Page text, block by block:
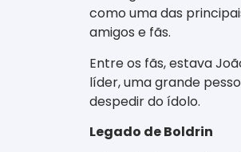
como uma das
amigos e fãs.
Entre os fãs, estava
líder, uma grande
despedir do ídolo.
Legado de Boldrin